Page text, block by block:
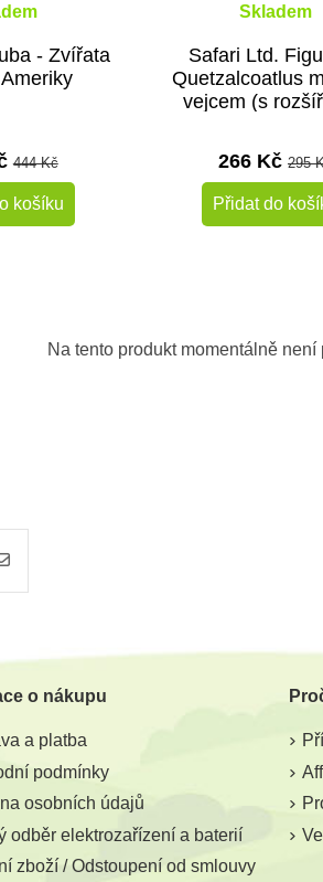
- Zvířata
444 Kč
košíku
Skladem
Safari Ltd.
Quetzalcoatlus
vejcem (s
266 Kč 295
Přidat do
Na tento produkt momentálně
o nákupu
a platba
podmínky
osobních údajů
odběr elektrozařízení a baterií
zboží / Odstoupení od smlouvy